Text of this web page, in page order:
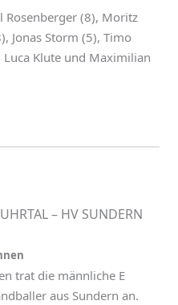
Rosenberger (8), Moritz
Jonas Storm (5), Timo
Klute und Maximilian
– HV SUNDERN
trat die männliche E
aus Sundern an.